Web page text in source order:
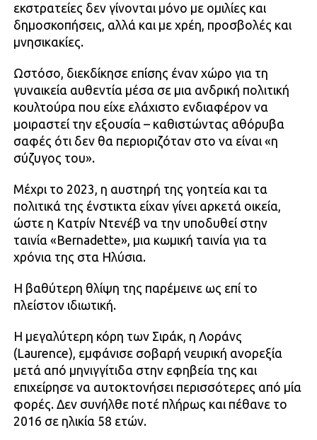
εκστρατείες δεν γίνονται μόνο με ομιλίες και
δημοσκοπήσεις, αλλά και με χρέη, προσβολές και
μνησικακίες.
Ωστόσο, διεκδίκησε επίσης έναν χώρο για τη
γυναικεία αυθεντία μέσα σε μια ανδρική πολιτική
κουλτούρα που είχε ελάχιστο ενδιαφέρον να
μοιραστεί την εξουσία – καθιστώντας αθόρυβα
σαφές ότι δεν θα περιοριζόταν στο να είναι «η
σύζυγος του».
Μέχρι το 2023, η αυστηρή της γοητεία και τα
πολιτικά της ένστικτα είχαν γίνει αρκετά οικεία,
ώστε η Κατρίν Ντενέβ να την υποδυθεί στην
ταινία «Bernadette», μια κωμική ταινία για τα
χρόνια της στα Ηλύσια.
Η βαθύτερη θλίψη της παρέμεινε ως επί το
πλείστον ιδιωτική.
Η μεγαλύτερη κόρη των Σιράκ, η Λοράνς
(Laurence), εμφάνισε σοβαρή νευρική ανορεξία
μετά από μηνιγγίτιδα στην εφηβεία της και
επιχείρησε να αυτοκτονήσει περισσότερες από μία
φορές. Δεν συνήλθε ποτέ πλήρως και πέθανε το
2016 σε ηλικία 58 ετών.